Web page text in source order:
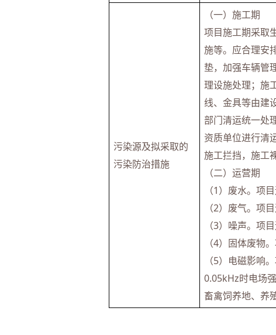
污染源及拟采取的
污染防治措施
（一）施工期
项目施工期采取
施等。应合理安
垫，加强车辆管
理设施处理；施
线、金具等由建
部门清运统一处
资质单位进行清
施工拦挡，施工
（二）运营期
（1）废水。项
（2）废气。项
（3）噪声。项
（4）固体废物
（5）电磁影响
0.05kHz时电场
畜禽饲养地、养